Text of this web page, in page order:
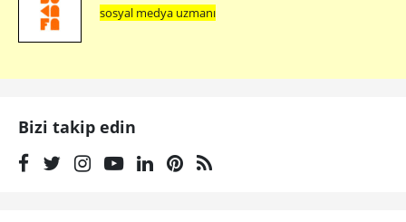
sosyal medya uzmanı
Bizi takip edin